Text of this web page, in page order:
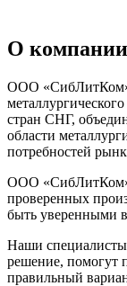
О
ООО «СибЛитКом»
стран СНГ,
области
потребностей
ООО «СибЛитКом»
проверенных
быть уверенными
Наши
решение, помогут
правильный